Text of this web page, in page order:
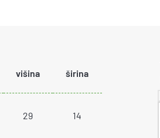
višina širina
29 14